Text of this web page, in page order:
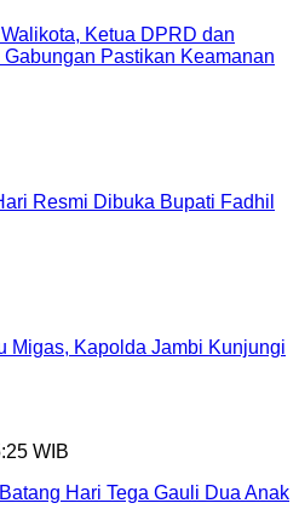
Ketua DPRD dan
Pastikan Keamanan
Resmi Dibuka Bupati Fadhil
Migas, Kapolda Jambi Kunjungi
WIB
Hari Tega Gauli Dua Anak